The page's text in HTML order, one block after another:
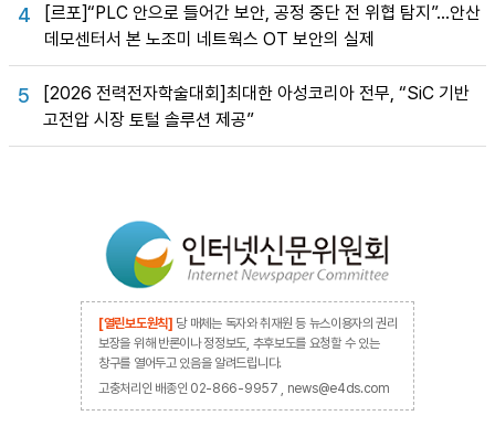
4
[르포]“PLC 안으로 들어간 보안, 공정 중단 전 위협 탐지”…안산
데모센터서 본 노조미 네트웍스 OT 보안의 실제
5
[2026 전력전자학술대회]최대한 아성코리아 전무, “SiC 기반
고전압 시장 토털 솔루션 제공”
[열린보도원칙] 당 매체는 독자와 취재원 등 뉴스이용자의 권리
보장을 위해 반론이나 정정보도, 추후보도를 요청할 수 있는
창구를 열어두고 있음을 알려드립니다.
고충처리인 배종인 02-866-9957 , news@e4ds.com